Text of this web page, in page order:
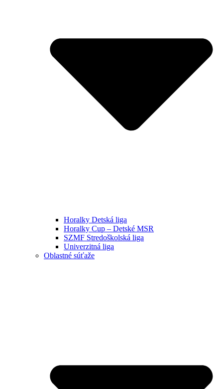
Horalky Detská liga
Horalky Cup – Detské MSR
SZMF Stredoškolská liga
Univerzitná liga
Oblastné súťaže